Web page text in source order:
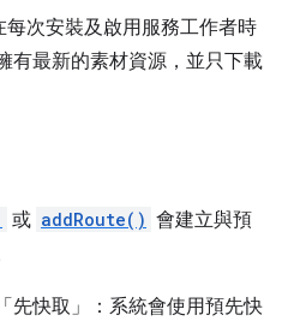
每次安裝及啟用服務工作者時
有最新的素材資源，並只下載
或 addRoute() 會建立與預
快取」
：系統會使用預先快